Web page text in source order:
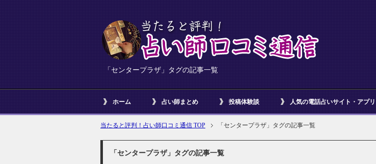
「センタープラザ」タグの記事一覧
ホーム 占い師まとめ 投稿体験談 人気の電話占いサイト・アプリ
当たると評判！占い師口コミ通信 TOP 「センタープラザ」タグの記事一覧
「センタープラザ」タグの記事一覧